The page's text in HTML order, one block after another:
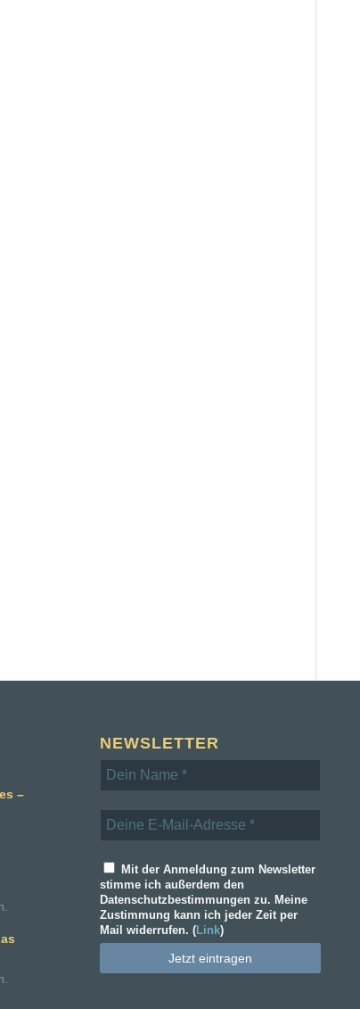
–
NEWSLETTER
Mit der Anmeldung zum Newsletter
stimme ich außerdem den
Datenschutzbestimmungen zu. Meine
Zustimmung kann ich jeder Zeit per
Mail widerrufen. ( Link)